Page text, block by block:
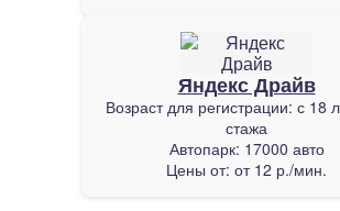
Яндекс Драйв
Возраст для регистрации: с 18
стажа
Автопарк: 17000 авто
Цены от: от 12 р./мин.